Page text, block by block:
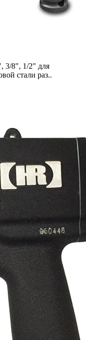
3/8", 1/2" для
стали раз..